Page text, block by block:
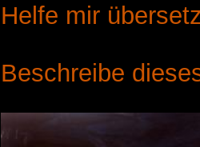
Helfe mir
Beschreibe